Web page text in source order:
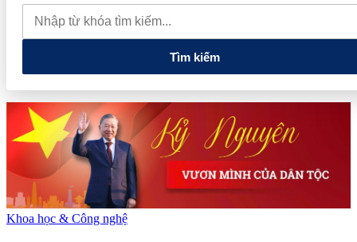
muốn mở rộng hợp tác công nghệ cao tại Đồng Nai
Từ hệ sinh
thái tài chính đến tham vọng năng lượng: T&T Group đang tạo
"đòn bẩy vốn" như thế nào?
Tìm kiếm
Khoa học & Công nghệ